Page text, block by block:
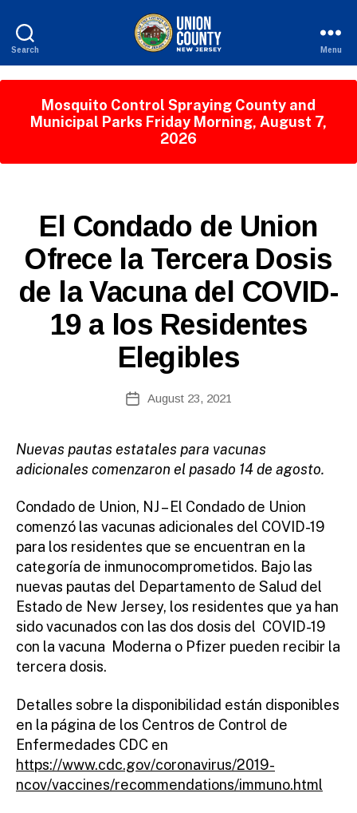
Search
of
New
Jersey
Menu
Mosquito Control Spraying County and
Municipal Parks Friday Morning, August 7,
2026
Categories
H
El Condado de Union
Ofrece la Tercera Dosis
de la Vacuna del COVID-
19 a los Residentes
Elegibles
author
B
y
W
e
b
Si
ra
r
PostAugust 23, 2021
Nuevas pautas estatales para vacunas
adicionales comenzaron el pasado 14 de agosto.
Condado de Union, NJ – El Condado de Union
comenzó las vacunas adicionales del COVID-19
para los residentes que se encuentran en la
categoría de inmunocomprometidos. Bajo las
nuevas pautas del Departamento de Salud del
Estado de New Jersey, los residentes que ya han
sido vacunados con las dos dosis del COVID-19
con la vacuna Moderna o Pfizer pueden recibir la
tercera dosis.
Detalles sobre la disponibilidad están disponibles
en la página de los Centros de Control de
Enfermedades CDC en
https://www.cdc.gov/coronavirus/2019-
ncov/vaccines/recommendations/immuno.html